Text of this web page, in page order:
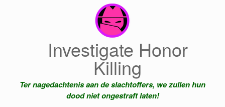
Investigate Honor
Killing
Ter nagedachtenis aan de slachtoffers, we zullen hun
dood niet ongestraft laten!